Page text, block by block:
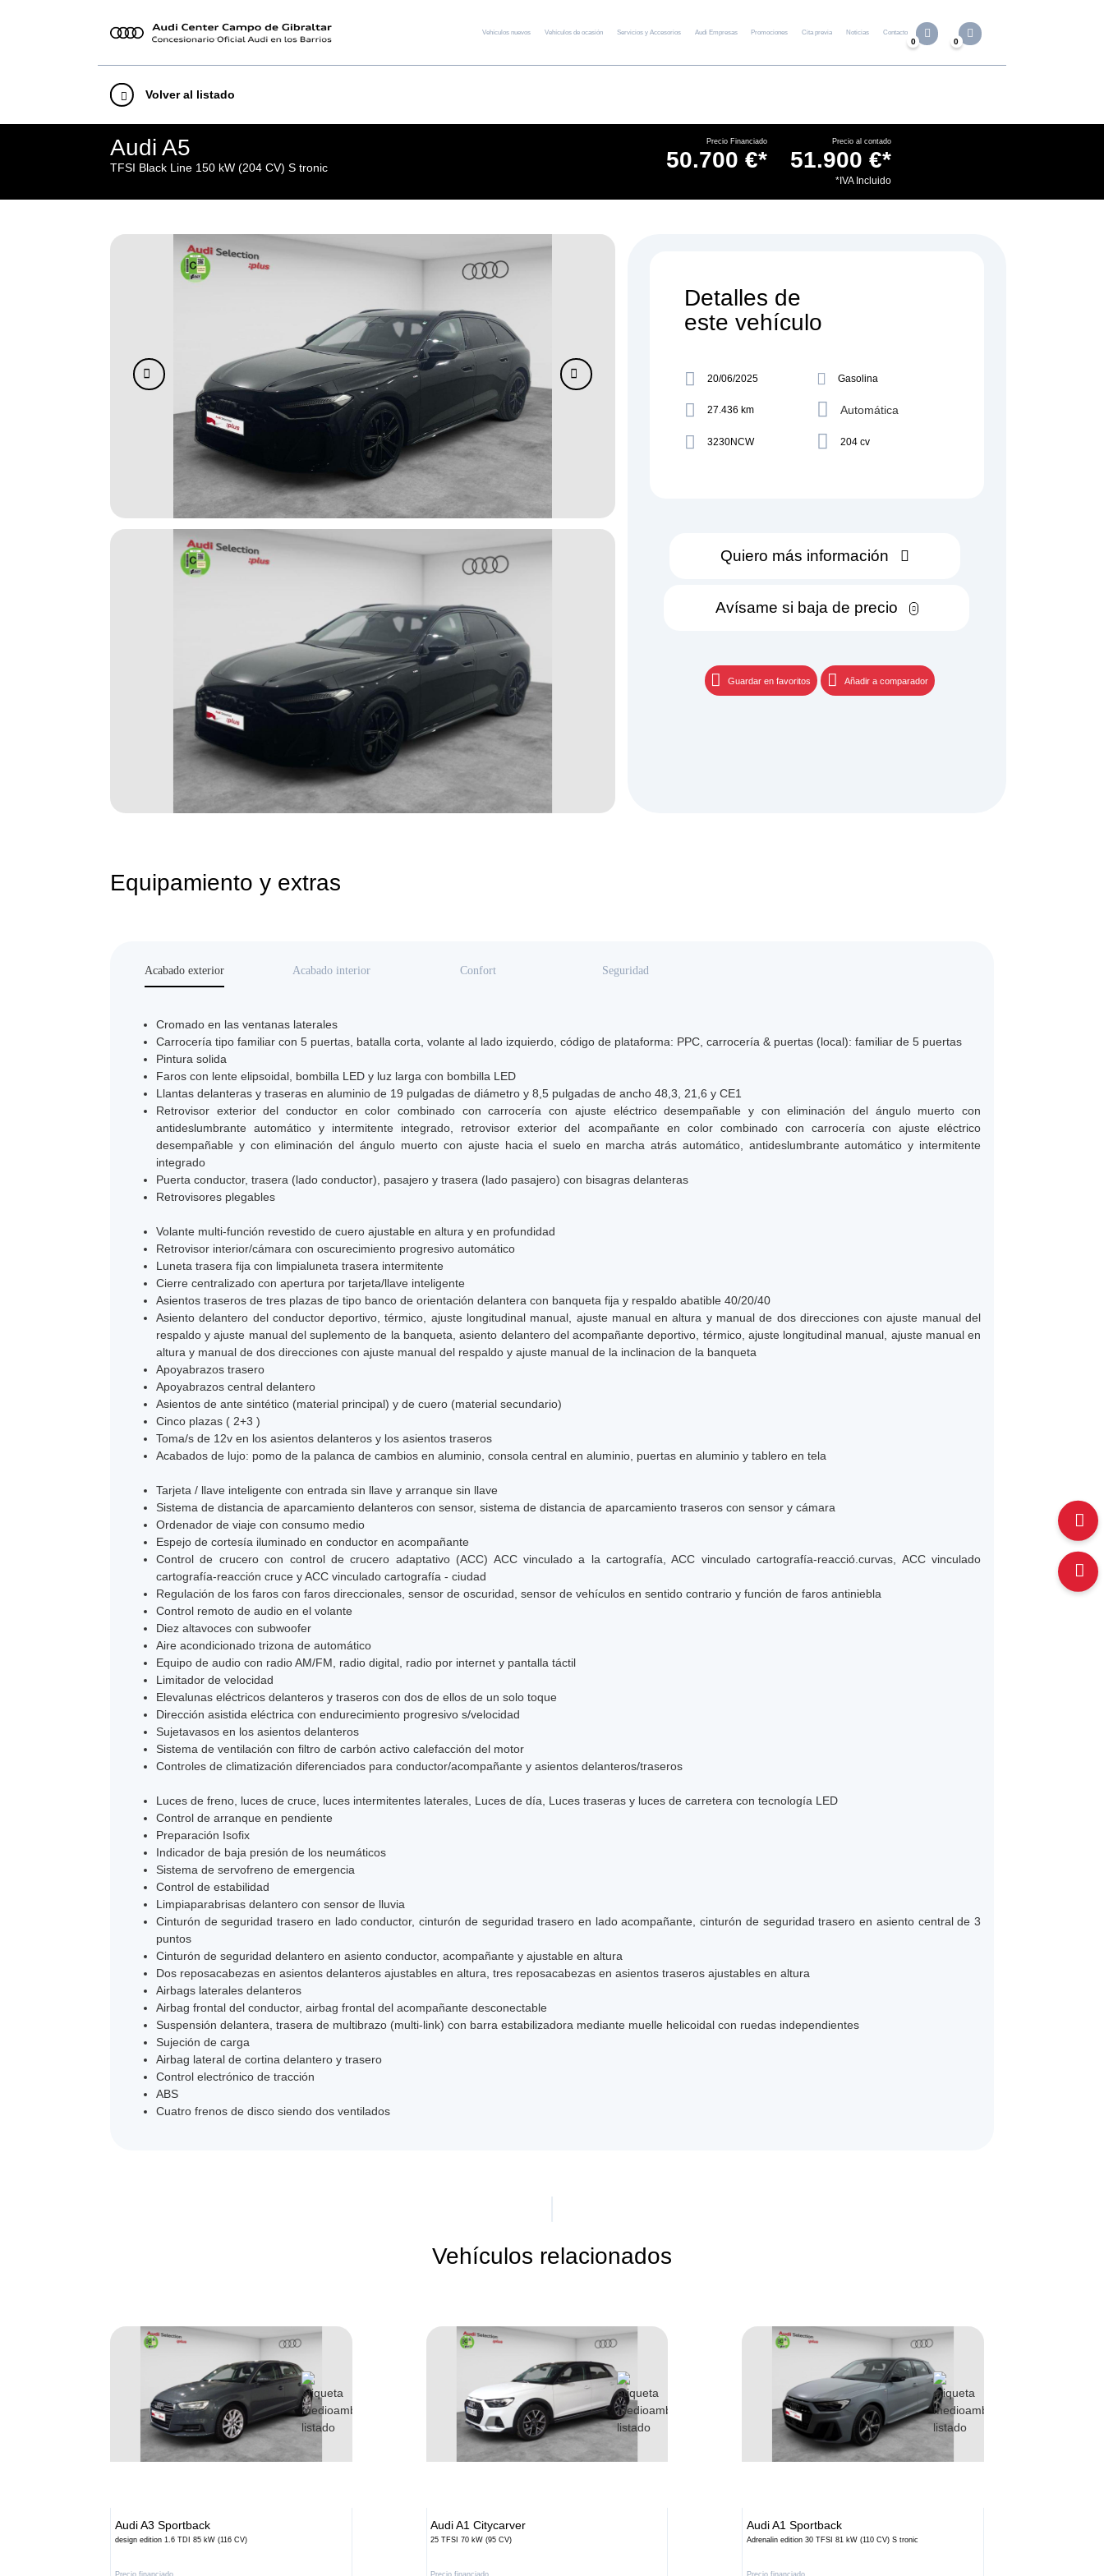
Vehículos nuevos Vehículos de ocasión Servicios y Accesorios Audi Empresas Promociones Cita previa Noticias Contacto
0 0
Volver al listado
Audi A5
TFSI Black Line 150 kW (204 CV) S tronic
Precio Financiado
50.700 €*
Precio al contado
51.900 €*
*IVA Incluido
Detalles de
este vehículo
20/06/2025 Gasolina
27.436 km Automática
3230NCW 204 cv
Quiero más información
Avísame si baja de precio
Guardar en favoritos Añadir a comparador
Equipamiento y extras
Acabado exterior
Cromado en las ventanas laterales
Carrocería tipo familiar con 5 puertas, batalla corta, volante al lado izquierdo, código de plataforma: PPC, carrocería & puertas (local): familiar de 5 puertas
Pintura solida
Faros con lente elipsoidal, bombilla LED y luz larga con bombilla LED
Llantas delanteras y traseras en aluminio de 19 pulgadas de diámetro y 8,5 pulgadas de ancho 48,3, 21,6 y CE1
Retrovisor exterior del conductor en color combinado con carrocería con ajuste eléctrico desempañable y con eliminación del ángulo muerto con
antideslumbrante automático y intermitente integrado, retrovisor exterior del acompañante en color combinado con carrocería con ajuste eléctrico
desempañable y con eliminación del ángulo muerto con ajuste hacia el suelo en marcha atrás automático, antideslumbrante automático y intermitente
integrado
Puerta conductor, trasera (lado conductor), pasajero y trasera (lado pasajero) con bisagras delanteras
Retrovisores plegables
Acabado interior
Volante multi-función revestido de cuero ajustable en altura y en profundidad
Retrovisor interior/cámara con oscurecimiento progresivo automático
Luneta trasera fija con limpialuneta trasera intermitente
Cierre centralizado con apertura por tarjeta/llave inteligente
Asientos traseros de tres plazas de tipo banco de orientación delantera con banqueta fija y respaldo abatible 40/20/40
Asiento delantero del conductor deportivo, térmico, ajuste longitudinal manual, ajuste manual en altura y manual de dos direcciones con ajuste manual del
respaldo y ajuste manual del suplemento de la banqueta, asiento delantero del acompañante deportivo, térmico, ajuste longitudinal manual, ajuste manual en
altura y manual de dos direcciones con ajuste manual del respaldo y ajuste manual de la inclinacion de la banqueta
Apoyabrazos trasero
Apoyabrazos central delantero
Asientos de ante sintético (material principal) y de cuero (material secundario)
Cinco plazas ( 2+3 )
Toma/s de 12v en los asientos delanteros y los asientos traseros
Acabados de lujo: pomo de la palanca de cambios en aluminio, consola central en aluminio, puertas en aluminio y tablero en tela
Confort
Tarjeta / llave inteligente con entrada sin llave y arranque sin llave
Sistema de distancia de aparcamiento delanteros con sensor, sistema de distancia de aparcamiento traseros con sensor y cámara
Ordenador de viaje con consumo medio
Espejo de cortesía iluminado en conductor en acompañante
Control de crucero con control de crucero adaptativo (ACC) ACC vinculado a la cartografía, ACC vinculado cartografía-reacció.curvas, ACC vinculado
cartografía-reacción cruce y ACC vinculado cartografía - ciudad
Regulación de los faros con faros direccionales, sensor de oscuridad, sensor de vehículos en sentido contrario y función de faros antiniebla
Control remoto de audio en el volante
Diez altavoces con subwoofer
Aire acondicionado trizona de automático
Equipo de audio con radio AM/FM, radio digital, radio por internet y pantalla táctil
Limitador de velocidad
Elevalunas eléctricos delanteros y traseros con dos de ellos de un solo toque
Dirección asistida eléctrica con endurecimiento progresivo s/velocidad
Sujetavasos en los asientos delanteros
Sistema de ventilación con filtro de carbón activo calefacción del motor
Controles de climatización diferenciados para conductor/acompañante y asientos delanteros/traseros
Seguridad
Luces de freno, luces de cruce, luces intermitentes laterales, Luces de día, Luces traseras y luces de carretera con tecnología LED
Control de arranque en pendiente
Preparación Isofix
Indicador de baja presión de los neumáticos
Sistema de servofreno de emergencia
Control de estabilidad
Limpiaparabrisas delantero con sensor de lluvia
Cinturón de seguridad trasero en lado conductor, cinturón de seguridad trasero en lado acompañante, cinturón de seguridad trasero en asiento central de 3
puntos
Cinturón de seguridad delantero en asiento conductor, acompañante y ajustable en altura
Dos reposacabezas en asientos delanteros ajustables en altura, tres reposacabezas en asientos traseros ajustables en altura
Airbags laterales delanteros
Airbag frontal del conductor, airbag frontal del acompañante desconectable
Suspensión delantera, trasera de multibrazo (multi-link) con barra estabilizadora mediante muelle helicoidal con ruedas independientes
Sujeción de carga
Airbag lateral de cortina delantero y trasero
Control electrónico de tracción
ABS
Cuatro frenos de disco siendo dos ventilados
Vehículos relacionados
AudiA3 Sportback
design edition 1.6 TDI 85 kW (116 CV)
Precio financiado
Audi A1 Citycarver
25 TFSI 70 kW (95 CV)
Precio financiado
AudiA1 Sportback
Adrenalin edition 30 TFSI 81 kW (110 CV) S tronic
Precio financiado